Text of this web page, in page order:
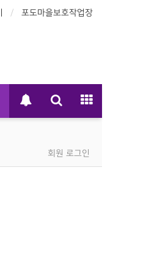
포도마을보호작업장
회원 로그인